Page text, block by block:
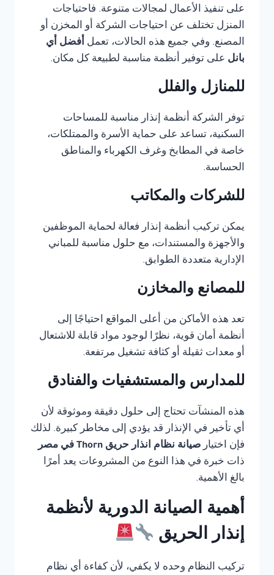
على تنفيذ الأعمال لمجالات متنوعة. فاحتياجات
المنزل تختلف عن احتياجات الشركة أو المخزن أو
المصنع. وفي جميع هذه الحالات، تعمل أفضل أي
بانل على توفير أنظمة مناسبة لطبيعة كل مكان.
للمنازل والفلل
توفر الشركة أنظمة إنذار مناسبة للمساحات
السكنية، تساعد على حماية الأسرة والممتلكات،
خاصة في المطابخ وغرف الكهرباء والمناطق
الحساسة.
للشركات والمكاتب
يمكن تركيب أنظمة إنذار فعالة لحماية الموظفين
والأجهزة والمستندات، مع حلول مناسبة للمباني
الإدارية متعددة الطوابق.
للمصانع والمخازن
تعد هذه الأماكن من أعلى المواقع احتياجًا إلى
أنظمة أمان قوية، نظرًا لوجود مواد قابلة للاشتعال
أو معدات ثقيلة أو كثافة تشغيل مرتفعة.
للمدارس والمستشفيات والفنادق
هذه المنشآت تحتاج إلى حلول دقيقة وموثوقة لأن
أي تأخير في الإنذار قد يؤدي إلى مخاطر كبيرة. لذلك
فإن اختيار صيانة نظام انذار حريق Thorn في مصر
ذات خبرة في هذا النوع من المشروعات يعد أمرًا
بالغ الأهمية.
أهمية الصيانة الدورية لأنظمة
إنذار الحريق
تركيب النظام وحده لا يكفي، لأن كفاءة أي نظام